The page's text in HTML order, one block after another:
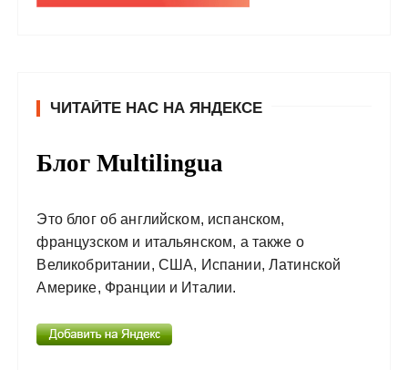
ЧИТАЙТЕ НАС НА ЯНДЕКСЕ
Блог Multilingua
Это блог об английском, испанском,
французском и итальянском, а также о
Великобритании, США, Испании, Латинской
Америке, Франции и Италии.